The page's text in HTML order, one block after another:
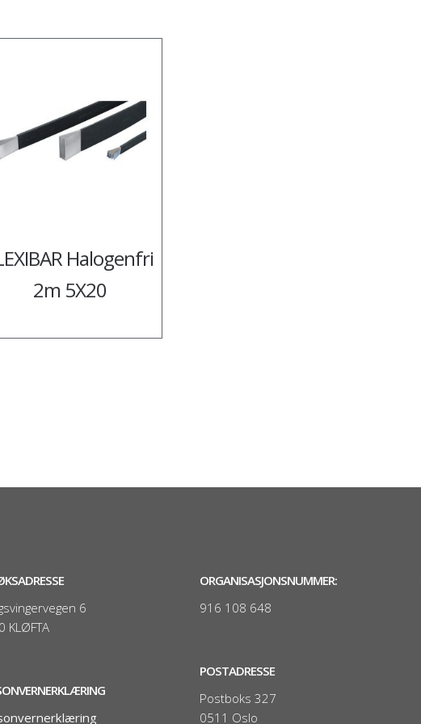
Halogenfri
2m 5X20
6
KLØFTA
ORGANISASJONSNUMMER:
916 108 648
POSTADRESSE
Postboks 327
0511 Oslo